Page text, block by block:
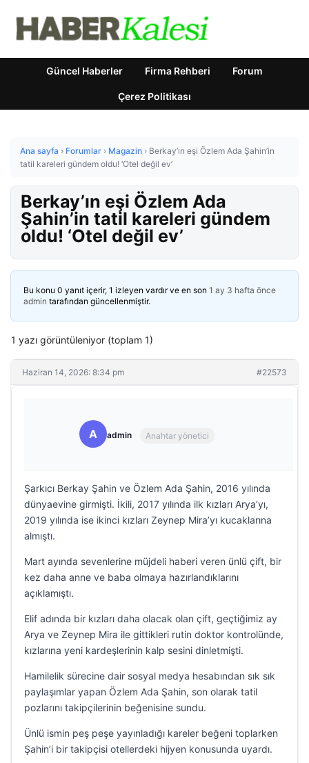
Güncel Haberler Firma Rehberi Forum
Çerez Politikası
Ana sayfa › Forumlar › Magazin › Berkay’ın eşi Özlem Ada Şahin’in
tatil kareleri gündem oldu! ‘Otel değil ev’
Berkay’ın eşi Özlem Ada
Şahin’in tatil kareleri gündem
oldu! ‘Otel değil ev’
Bu konu 0 yanıt içerir, 1 izleyen vardır ve en son 1 ay 3 hafta önce
admin tarafından güncellenmiştir.
1 yazı görüntüleniyor (toplam 1)
Haziran 14, 2026: 8:34 pm #22573
A admin Anahtar yönetici
Şarkıcı Berkay Şahin ve Özlem Ada Şahin, 2016 yılında
dünyaevine girmişti. İkili, 2017 yılında ilk kızları Arya’yı,
2019 yılında ise ikinci kızları Zeynep Mira’yı kucaklarına
almıştı.
Mart ayında sevenlerine müjdeli haberi veren ünlü çift, bir
kez daha anne ve baba olmaya hazırlandıklarını
açıklamıştı.
Elif adında bir kızları daha olacak olan çift, geçtiğimiz ay
Arya ve Zeynep Mira ile gittikleri rutin doktor kontrolünde,
kızlarına yeni kardeşlerinin kalp sesini dinletmişti.
Hamilelik sürecine dair sosyal medya hesabından sık sık
paylaşımlar yapan Özlem Ada Şahin, son olarak tatil
pozlarını takipçilerinin beğenisine sundu.
Ünlü ismin peş peşe yayınladığı kareler beğeni toplarken
Şahin’i bir takipçisi otellerdeki hijyen konusunda uyardı.